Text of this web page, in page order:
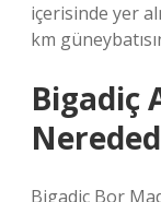
içerisinde yer
km
Bigadiç
Bigadiç Bor